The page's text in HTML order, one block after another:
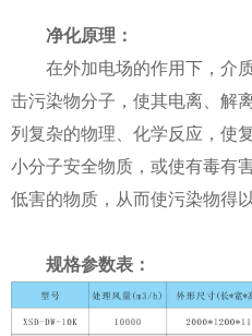
净化原理：
在外加电场的作用下，介
击污染物分子，使其电离、解
列复杂的物理、化学反应，使
小分子安全物质，或使有毒有
低害的物质，从而使污染物得
规格参数表：